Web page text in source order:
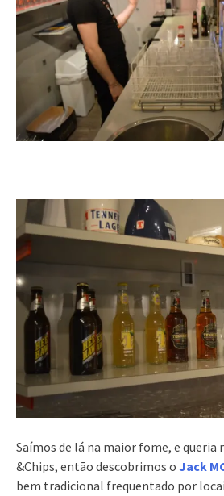
Saímos de lá na maior fome, e queria
&Chips, então descobrimos o Jack
bem tradicional frequentado por